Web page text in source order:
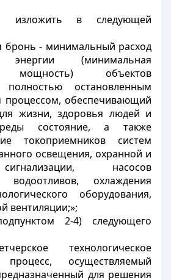
изложить в следующей
бронь - минимальный расход
энергии (минимальная
мощность) объектов
остановленным
процессом, обеспечивающий
жизни, здоровья людей и
состояние, а также
токоприемников систем
освещения, охранной и
насосов
водоотливов, охлаждения
оборудования,
вентиляции;»;
2-4) следующего
технологическое
осуществляемый
для решения